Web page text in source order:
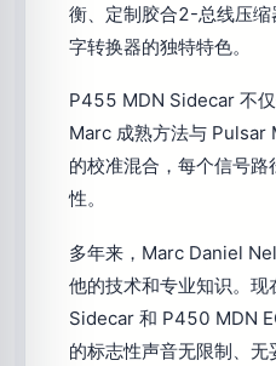
衡、定制胶合2-总线压
字转换器的独特特色。
P455 MDN Sidecar 不
Marc 成熟方法与 Pulsar
的校准混合，每个信号
性。
多年来，Marc Daniel
他的技术和专业知识。
Sidecar 和 P450 MDN
的标志性声音无限制、无